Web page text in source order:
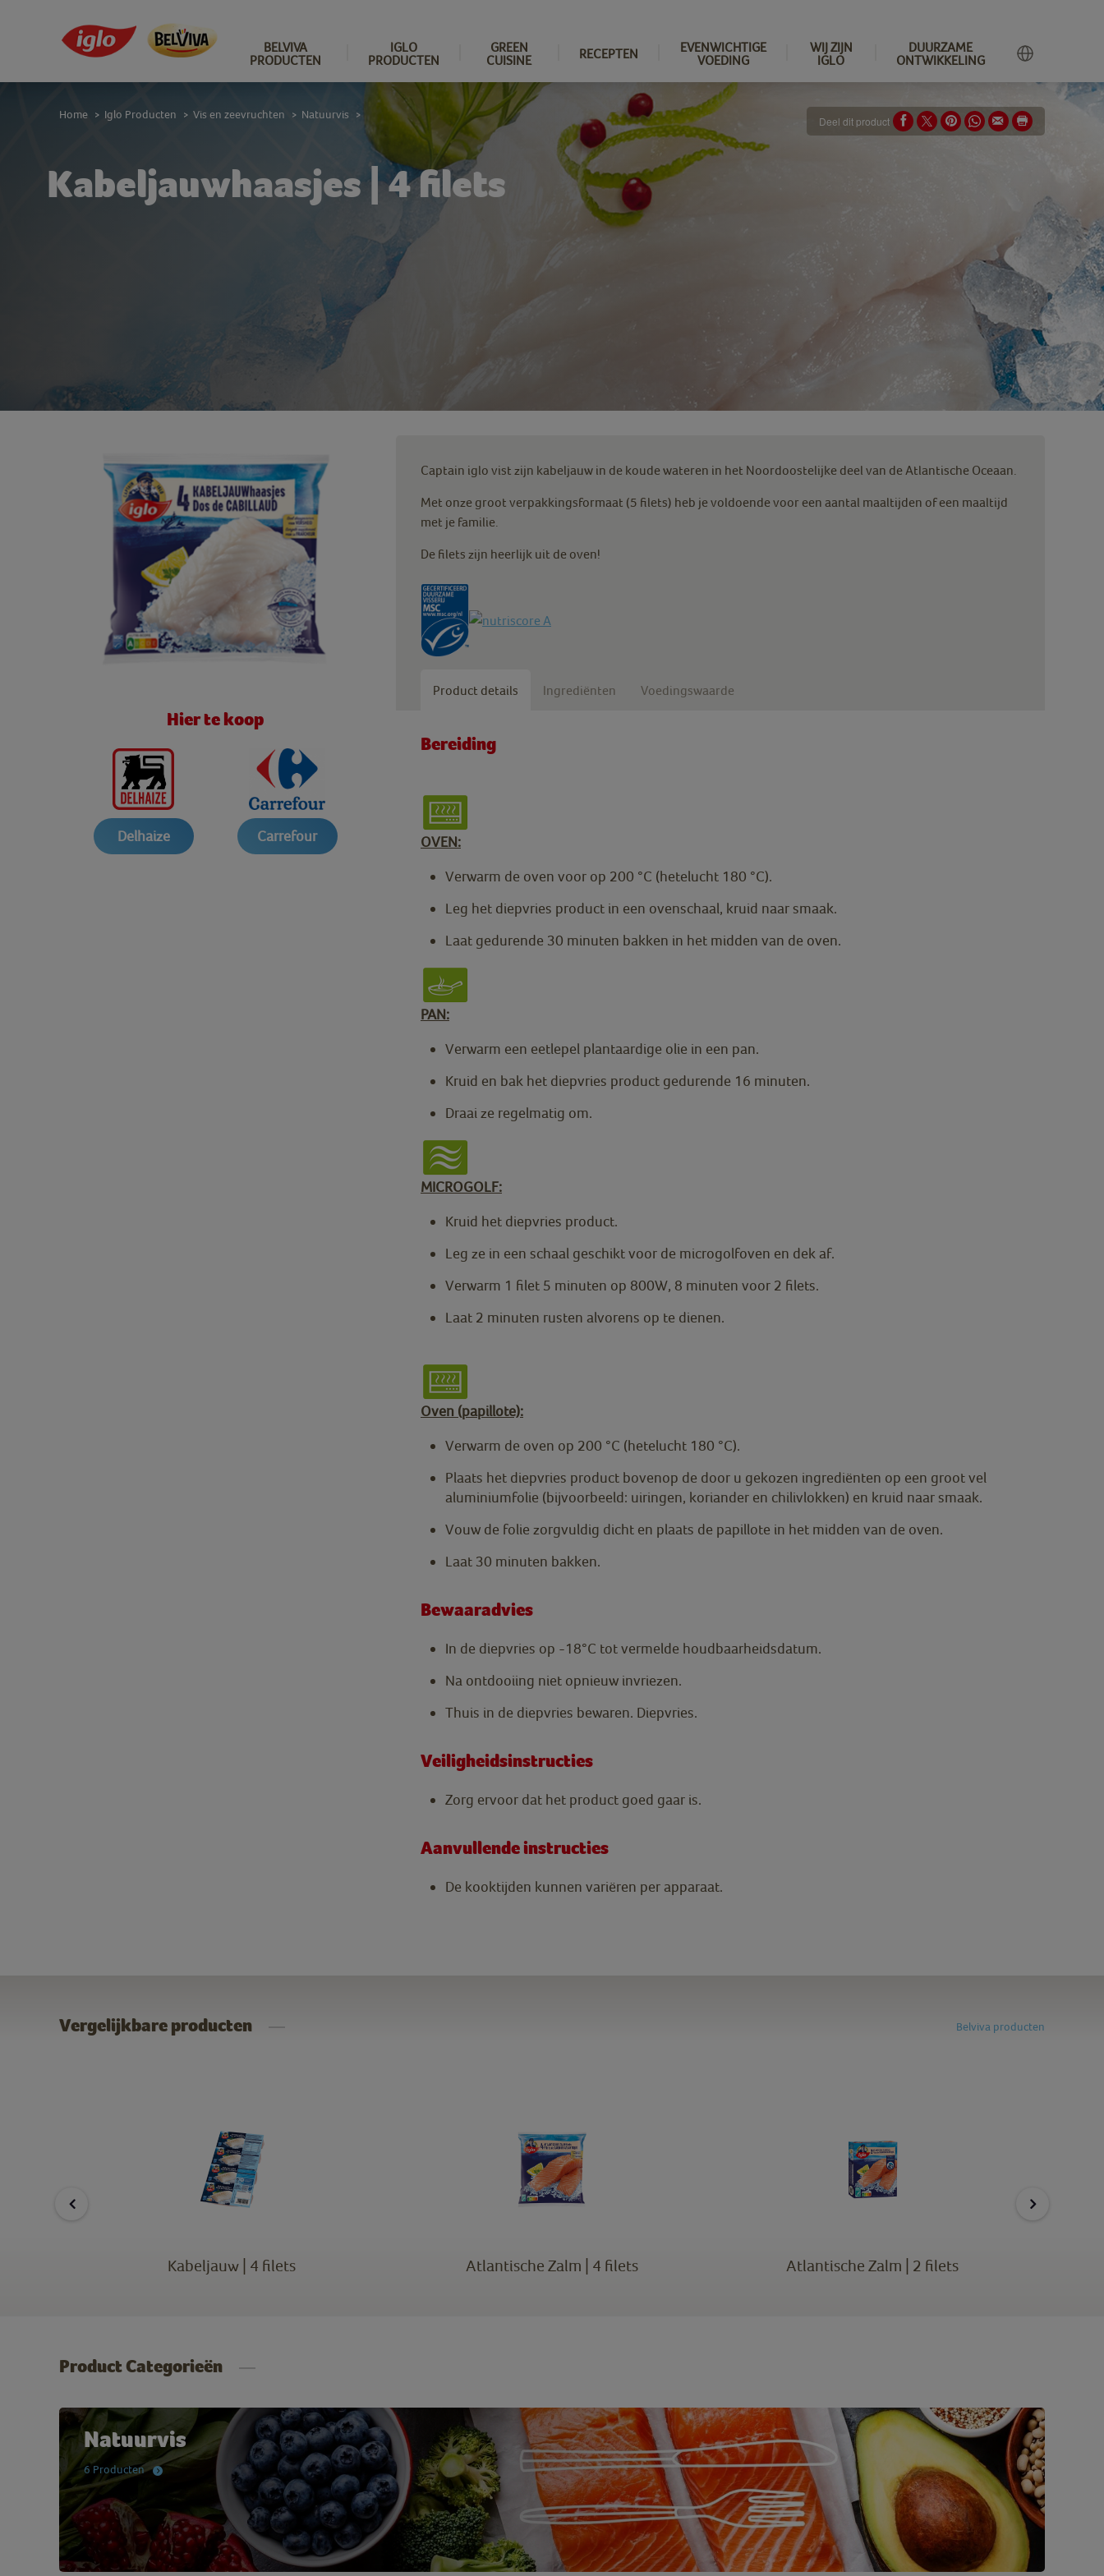
BELVIVA
PRODUCTEN
IGLO
PRODUCTEN
GREEN
CUISINE
RECEPTEN
EVENWICHTIGE
VOEDING
WIJ ZIJN
IGLO
DUURZAME
ONTWIKKELING
Kabeljauwhaasjes | 4 filets
Home > Iglo Producten > Vis en zeevruchten > Natuurvis > Deel dit product
Hier te koop
Delhaize Carrefour
Captain iglo vist zijn kabeljauw in de koude wateren in het Noordoostelijke deel van de Atlantische Oceaan.
Met onze groot verpakkingsformaat (5 filets) heb je voldoende voor een aantal maaltijden of een maaltijd
met je familie.
De filets zijn heerlijk uit de oven!
Product details Ingrediënten Voedingswaarde
Bereiding
OVEN:
Verwarm de oven voor op 200 °C (hetelucht 180 °C).
Leg het diepvries product in een ovenschaal, kruid naar smaak.
Laat gedurende 30 minuten bakken in het midden van de oven.
PAN:
Verwarm een eetlepel plantaardige olie in een pan.
Kruid en bak het diepvries product gedurende 16 minuten.
Draai ze regelmatig om.
MICROGOLF:
Kruid het diepvries product.
Leg ze in een schaal geschikt voor de microgolfoven en dek af.
Verwarm 1 filet 5 minuten op 800W, 8 minuten voor 2 filets.
Laat 2 minuten rusten alvorens op te dienen.
Oven (papillote):
Verwarm de oven op 200 °C (hetelucht 180 °C).
Plaats het diepvries product bovenop de door u gekozen ingrediënten op een groot vel
aluminiumfolie (bijvoorbeeld: uiringen, koriander en chilivlokken) en kruid naar smaak.
Vouw de folie zorgvuldig dicht en plaats de papillote in het midden van de oven.
Laat 30 minuten bakken.
Bewaaradvies
In de diepvries op -18°C tot vermelde houdbaarheidsdatum.
Na ontdooiing niet opnieuw invriezen.
Thuis in de diepvries bewaren. Diepvries.
Veiligheidsinstructies
Zorg ervoor dat het product goed gaar is.
Aanvullende instructies
De kooktijden kunnen variëren per apparaat.
Vergelijkbare producten Belviva producten
Kabeljauw | 4 filets Atlantische Zalm | 4 filets Atlantische Zalm | 2 filets
Product Categorieën
Natuurvis
6 Producten